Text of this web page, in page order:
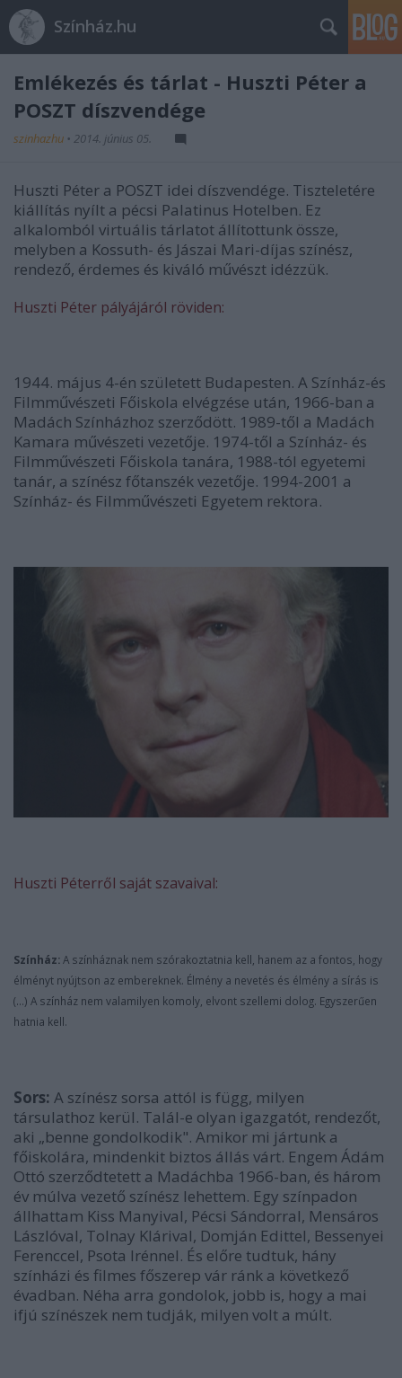
Színház.hu
Emlékezés és tárlat - Huszti Péter a
POSZT díszvendége
szinhazhu • 2014. június 05.
Huszti Péter a POSZT idei díszvendége. Tiszteletére
kiállítás nyílt a pécsi Palatinus Hotelben. Ez
alkalomból virtuális tárlatot állítottunk össze,
melyben a Kossuth- és Jászai Mari-díjas színész,
rendező, érdemes és kiváló művészt idézzük.
Huszti Péter pályájáról röviden:
1944. május 4-én született Budapesten. A Színház-és
Filmművészeti Főiskola elvégzése után, 1966-ban a
Madách Színházhoz szerződött. 1989-től a Madách
Kamara művészeti vezetője. 1974-től a Színház- és
Filmművészeti Főiskola tanára, 1988-tól egyetemi
tanár, a színész főtanszék vezetője. 1994-2001 a
Színház- és Filmművészeti Egyetem rektora.
Huszti Péterről saját szavaival:
Színház:A színháznak nem szórakoztatnia kell, hanem az a fontos, hogy
élményt nyújtson az embereknek. Élmény a nevetés és élmény a sírás is
(...) A színház nem valamilyen komoly, elvont szellemi dolog. Egyszerűen
hatnia kell.
Sors: A színész sorsa attól is függ, milyen
társulathoz kerül. Talál-e olyan igazgatót, rendezőt,
aki „benne gondolkodik". Amikor mi jártunk a
főiskolára, mindenkit biztos állás várt. Engem Ádám
Ottó szerződtetett a Madáchba 1966-ban, és három
év múlva vezető színész lehettem. Egy színpadon
állhattam Kiss Manyival, Pécsi Sándorral, Mensáros
Lászlóval, Tolnay Klárival, Domján Edittel, Bessenyei
Ferenccel, Psota Irénnel. És előre tudtuk, hány
színházi és filmes főszerep vár ránk a következő
évadban. Néha arra gondolok, jobb is, hogy a mai
ifjú színészek nem tudják, milyen volt a múlt.